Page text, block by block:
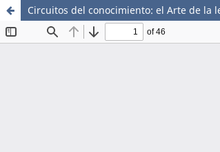
Circuitos del conocimiento: el Arte de la